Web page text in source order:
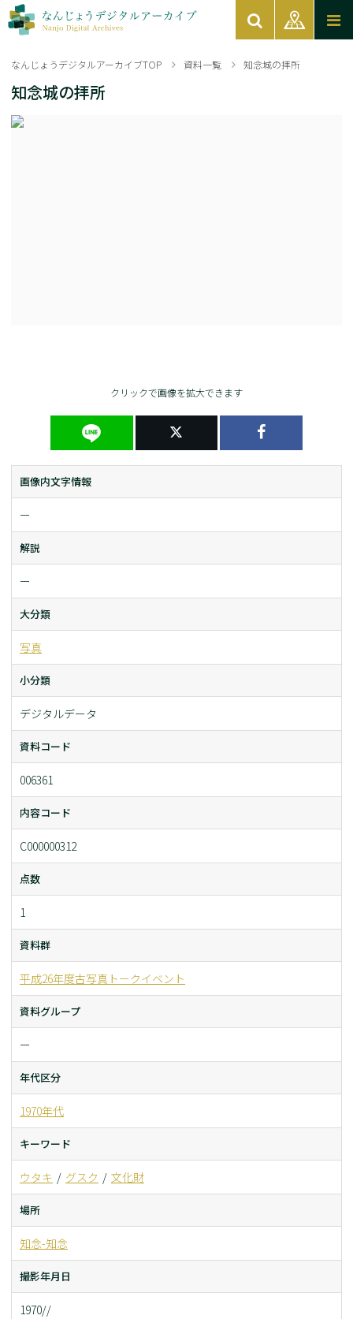
なんじょうデジタルアーカイブTOP 資料一覧 知念城の拝所
知念城の拝所
クリックで画像を拡大できます
画像内文字情報
ー
解説
ー
大分類
写真
小分類
デジタルデータ
資料コード
006361
内容コード
C000000312
点数
1
資料群
平成26年度古写真トークイベント
資料グループ
ー
年代区分
1970年代
キーワード
ウタキ グスク 文化財
場所
知念-知念
撮影年月日
1970//